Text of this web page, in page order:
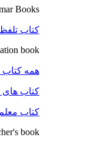
Books
کتاب
book
همه کتاب
کتاب های
کتاب معلم
book